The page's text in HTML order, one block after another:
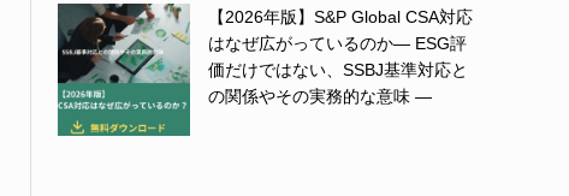
【2026年版】S&P Global CSA対応
はなぜ広がっているのか― ESG評
価だけではない、SSBJ基準対応と
の関係やその実務的な意味 ―